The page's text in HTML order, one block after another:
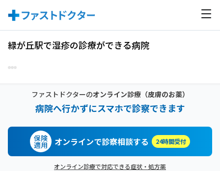
緑が丘駅で湿疹の診療ができる病院
ファストドクターのオンライン診療（皮膚のお薬）
病院へ行かずにスマホで診察できます
保険
適用 オンラインで診察相談する 24時間受付
オンライン診療で対応できる症状・処方薬